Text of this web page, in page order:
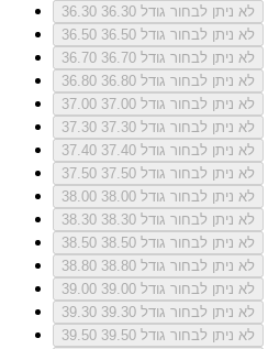
36.30
לא ניתן לבחור גודל 36.30
36.50
לא ניתן לבחור גודל 36.50
36.70
לא ניתן לבחור גודל 36.70
36.80
לא ניתן לבחור גודל 36.80
37.00
לא ניתן לבחור גודל 37.00
37.30
לא ניתן לבחור גודל 37.30
37.40
לא ניתן לבחור גודל 37.40
37.50
לא ניתן לבחור גודל 37.50
38.00
לא ניתן לבחור גודל 38.00
38.30
לא ניתן לבחור גודל 38.30
38.50
לא ניתן לבחור גודל 38.50
38.80
לא ניתן לבחור גודל 38.80
39.00
לא ניתן לבחור גודל 39.00
39.30
לא ניתן לבחור גודל 39.30
39.50
לא ניתן לבחור גודל 39.50